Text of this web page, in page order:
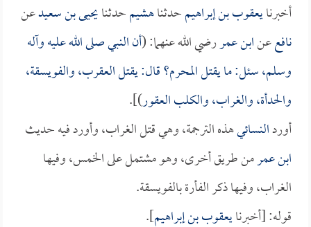
أخبرنايعقوب بن إبراهيمحدثناهشيمحدثنايحيى بن سعيدعن
نافععنابن عمررضي الله عنهما: (أن النبي صلى الله عليه وآله
وسلم، سئل: ما يقتل المحرم؟ قال: يقتل العقرب، والفويسقة،
والحدأة، والغراب، والكلب العقور)].
أوردالنسائيهذه الترجمة، وهي قتل الغراب، وأورد فيه حديث
ابن عمرمن طريق أخرى، وهو مشتمل على الخمس، وفيها
الغراب، وفيها ذكر الفأرة بالفويسقة.
قوله: [أخبرنايعقوب بن إبراهيم].